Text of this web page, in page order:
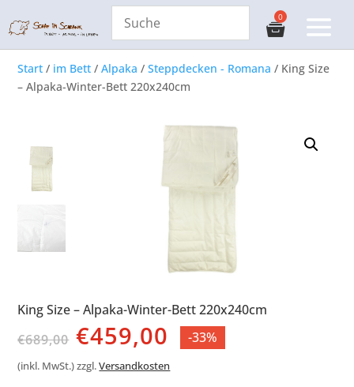
Start / im Bett /Alpaka /Steppdecken - Romana / King Size
– Alpaka-Winter-Bett 220x240cm
King Size – Alpaka-Winter-Bett 220x240cm
€689,00 Ursprünglicher
Preis
war:
€459,00 Aktueller
Preis
ist:
-33%
(inkl. MwSt.) zzgl.Versandkosten